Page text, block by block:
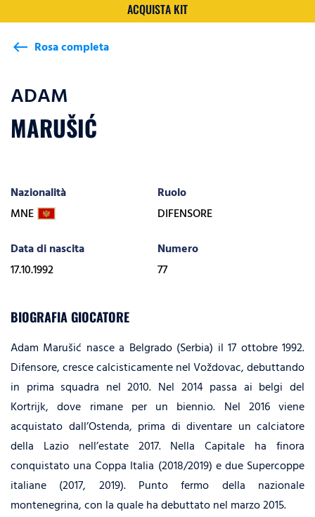
ACQUISTA KIT
west Rosa completa
ADAM
MARUŠIĆ
Nazionalità
MNE
Data di nascita
17.10.1992
Ruolo
DIFENSORE
Numero
77
BIOGRAFIA GIOCATORE
Adam Marušić nasce a Belgrado (Serbia) il 17 ottobre 1992.
Difensore, cresce calcisticamente nel Voždovac, debuttando
in prima squadra nel 2010. Nel 2014 passa ai belgi del
Kortrijk, dove rimane per un biennio. Nel 2016 viene
acquistato dall’Ostenda, prima di diventare un calciatore
della Lazio nell’estate 2017. Nella Capitale ha finora
conquistato una Coppa Italia (2018/2019) e due Supercoppe
italiane (2017, 2019). Punto fermo della nazionale
montenegrina, con la quale ha debuttato nel marzo 2015.